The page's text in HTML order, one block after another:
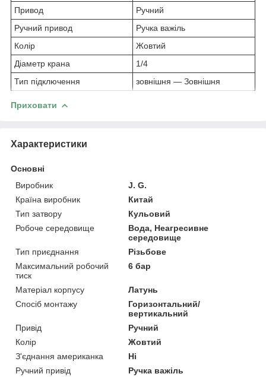
Привод
Ручний
Ручний привод
Ручка важіль
Колір
Жовтий
Діаметр крана
1/4
Тип підключення
зовнішня — Зовнішня
Приховати
Характеристики
Основні
Виробник
J. G.
Країна виробник
Китай
Тип затвору
Кульовий
Робоче середовище
Вода, Неагресивне
середовище
Тип приєднання
Різьбове
Максимальний робочий
тиск
6 бар
Матеріал корпусу
Латунь
Спосіб монтажу
Горизонтальний/
вертикальний
Привід
Ручний
Колір
Жовтий
З'єднання американка
Ні
Ручний привід
Ручка важіль